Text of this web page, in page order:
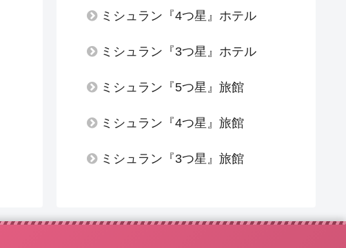
ミシュラン『4つ星』ホテル
ミシュラン『3つ星』ホテル
ミシュラン『5つ星』旅館
ミシュラン『4つ星』旅館
ミシュラン『3つ星』旅館